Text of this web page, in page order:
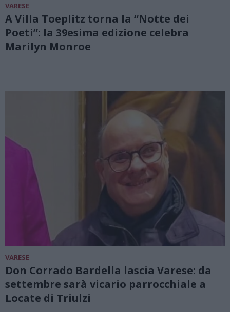
VARESE
A Villa Toeplitz torna la “Notte dei
Poeti”: la 39esima edizione celebra
Marilyn Monroe
VARESE
Don Corrado Bardella lascia Varese: da
settembre sarà vicario parrocchiale a
Locate di Triulzi